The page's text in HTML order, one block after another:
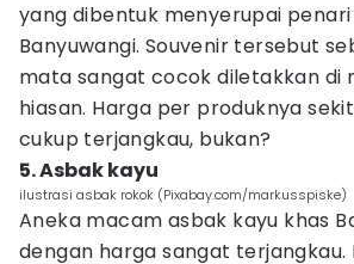
yang dibentuk menyerupai
Banyuwangi. Souvenir tersebut
mata sangat cocok diletakkan di
hiasan. Harga per produknya
cukup terjangkau, bukan?
5. Asbak kayu
ilustrasi asbak rokok (Pixabay.com/markusspiske)
Aneka macam asbak kayu khas
dengan harga sangat terjangkau.